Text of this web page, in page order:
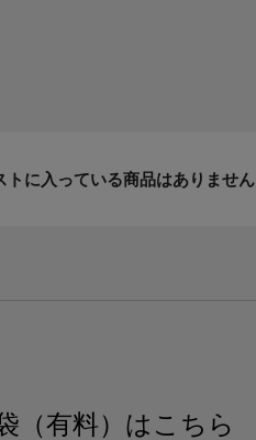
トに入っている商品はありません
（有料）はこちら